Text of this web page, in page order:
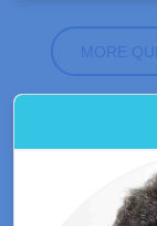
MORE